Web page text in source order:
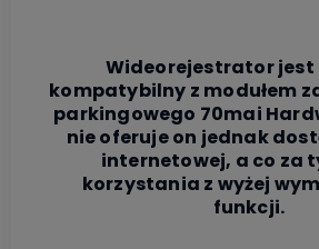
Wideorejestrator jest
kompatybilny z modułem
parkingowego 70mai
nie oferuje on jednak
internetowej, a co za
korzystania z wyżej
funkcji.